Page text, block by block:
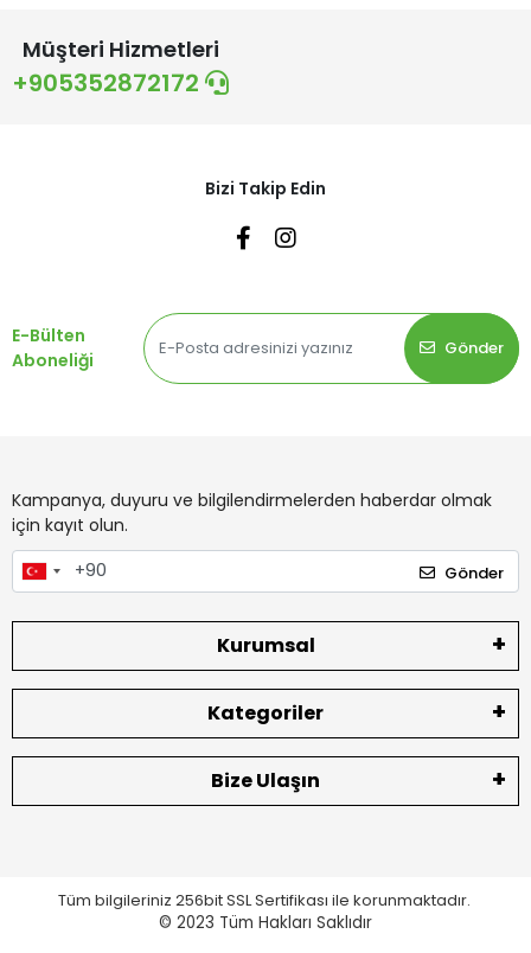
Müşteri Hizmetleri
+905352872172
Bizi Takip Edin
E-Bülten
Aboneliği
Gönder
Kampanya, duyuru ve bilgilendirmelerden haberdar olmak
için kayıt olun.
Gönder
Kurumsal
Kategoriler
Bize Ulaşın
Tüm bilgileriniz 256bit SSL Sertifikası ile korunmaktadır.
© 2023 Tüm Hakları Saklıdır